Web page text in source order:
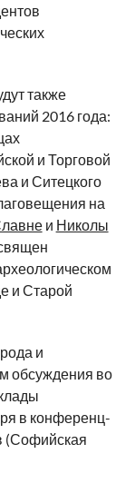
также
2016 года:
и Торговой
и Ситецкого
на
и Николы
и Старой
и
обсуждения во
в конференц-
(Софийская